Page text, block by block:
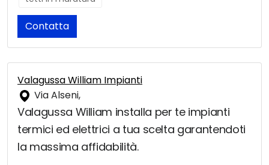
Contatta
Valagussa William Impianti
Via Alseni,
Valagussa William installa per te impianti
termici ed elettrici a tua scelta garantendoti
la massima affidabilità.